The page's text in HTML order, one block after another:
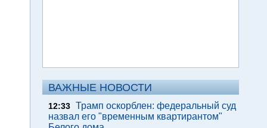
ВАЖНЫЕ НОВОСТИ
12:33 Трамп оскорблен: федеральный суд
назвал его "временным квартирантом"